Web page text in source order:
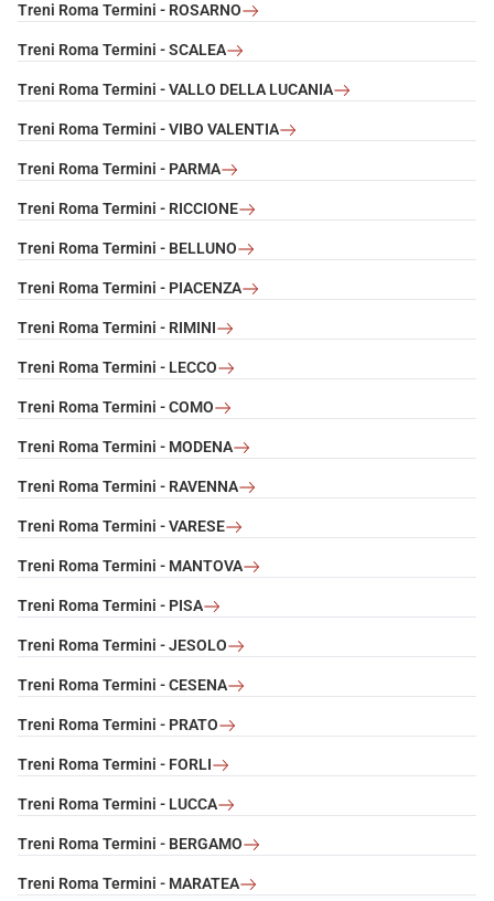
Treni Roma Termini - ROSARNO
Treni Roma Termini - SCALEA
Treni Roma Termini - VALLO DELLA LUCANIA
Treni Roma Termini - VIBO VALENTIA
Treni Roma Termini - PARMA
Treni Roma Termini - RICCIONE
Treni Roma Termini - BELLUNO
Treni Roma Termini - PIACENZA
Treni Roma Termini - RIMINI
Treni Roma Termini - LECCO
Treni Roma Termini - COMO
Treni Roma Termini - MODENA
Treni Roma Termini - RAVENNA
Treni Roma Termini - VARESE
Treni Roma Termini - MANTOVA
Treni Roma Termini - PISA
Treni Roma Termini - JESOLO
Treni Roma Termini - CESENA
Treni Roma Termini - PRATO
Treni Roma Termini - FORLI
Treni Roma Termini - LUCCA
Treni Roma Termini - BERGAMO
Treni Roma Termini - MARATEA